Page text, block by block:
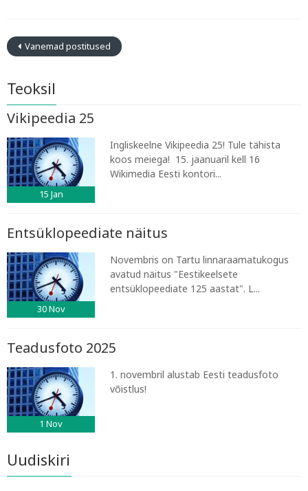
Vanemad postitused
Teoksil
Vikipeedia 25
15 Jan
Ingliskeelne Vikipeedia 25! Tule tähista
koos meiega! 15. jaanuaril kell 16
Wikimedia Eesti kontori...
Entsüklopeediate näitus
30Nov
Novembris on Tartu linnaraamatukogus
avatud näitus "Eestikeelsete
entsüklopeediate 125 aastat". L...
Teadusfoto 2025
1 Nov
1. novembril alustab Eesti teadusfoto
võistlus!
Uudiskiri